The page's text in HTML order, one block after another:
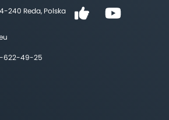
240 Reda, Polska
622-49-25